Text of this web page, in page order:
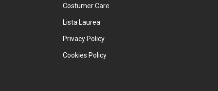
Costumer Care
Lista Laurea
Privacy Policy
Cookies Policy